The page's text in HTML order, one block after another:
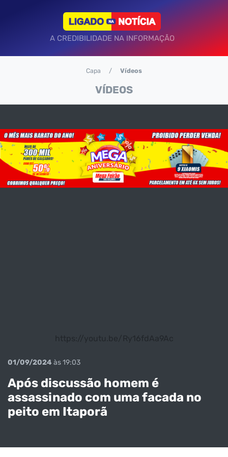
A CREDIBILIDADE NA INFORMAÇÃO
VÍDEOS
Capa Vídeos
https://youtu.be/Ry16fdAa9Ac
01/09/2024 às 19:03
Após discussão homem é
assassinado com uma facada no
peito em Itaporã